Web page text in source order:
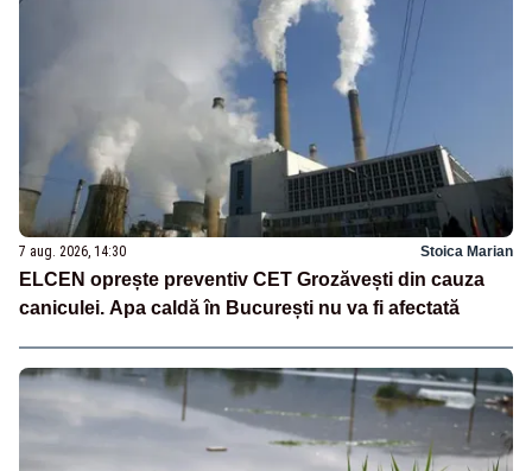
7 aug. 2026, 14:30 Stoica Marian
ELCEN oprește preventiv CET Grozăvești din cauza
caniculei. Apa caldă în București nu va fi afectată